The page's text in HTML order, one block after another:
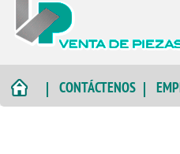
CONTÁCTENOS